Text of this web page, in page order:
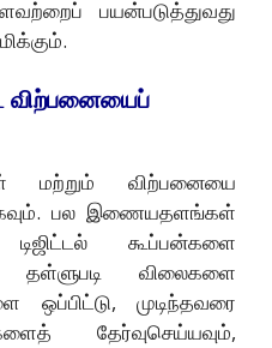
பயன்படுத்துவது
விற்பனையைப்
மற்றும் விற்பனையை
பல இணையதளங்கள்
கூப்பன்களை
தள்ளுபடி விலைகளை
ஒப்பிட்டு, முடிந்தவரை
தேர்வுசெய்யவும்,